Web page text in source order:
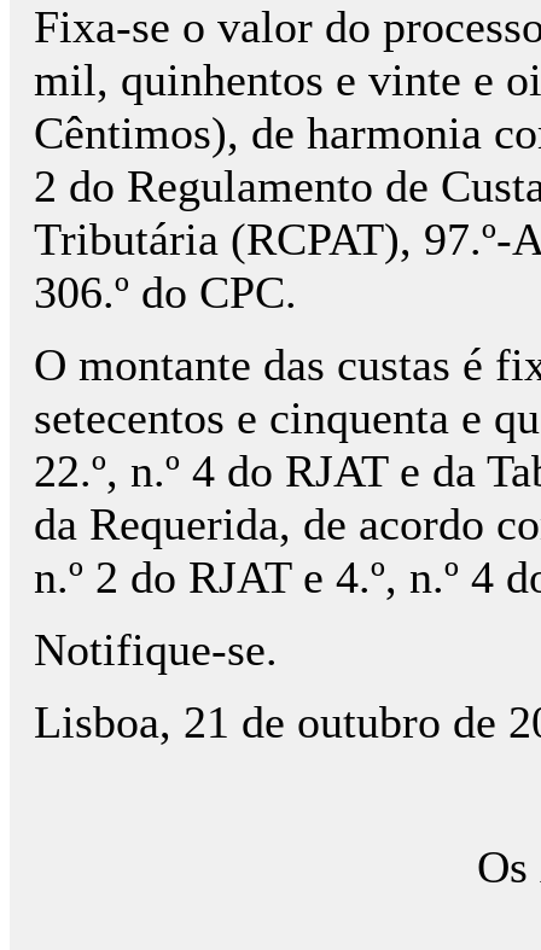
Fixa-se o valor do
mil, quinhentos e vinte e
Cêntimos), de harmonia
2 do Regulamento de
Tributária (RCPAT), 97.º-
306.º do CPC.
O montante das custas é
setecentos e cinquenta e
22.º, n.º 4 do RJAT e da
da Requerida, de acordo
n.º 2 do RJAT e 4.º, n.º 4
Notifique-se.
Lisboa, 21 de outubro de